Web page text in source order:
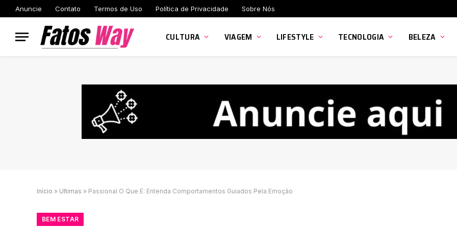
Anuncie Contato Termos de Uso Política de Privacidade Sobre Nós
CULTURA VIAGEM LIFESTYLE TECNOLOGIA BELEZA
Início » Ultimas » Passional O Que É: Entenda Comportamentos Guiados Pela Emoção
BEM ESTAR